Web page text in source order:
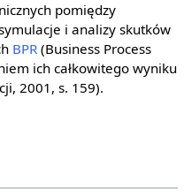
pomiędzy
i analizy skutków
BPR(Business Process
ich całkowitego wyniku
2001, s. 159).